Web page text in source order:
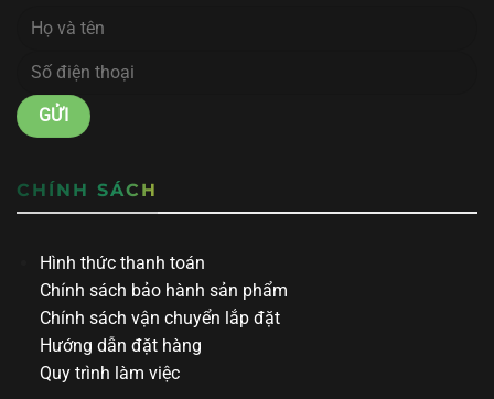
CHÍNH SÁCH
Hình thức thanh toán
Chính sách bảo hành sản phẩm
Chính sách vận chuyển lắp đặt
Hướng dẫn đặt hàng
Quy trình làm việc